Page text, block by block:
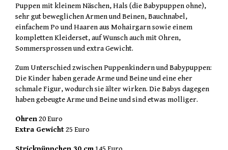
Puppen mit kleinem Näschen, Hals (die Babypuppen ohne),
sehr gut beweglichen Armen und Beinen, Bauchnabel,
einfachem Po und Haaren aus Mohairgarn sowie einem
kompletten Kleiderset, auf Wunsch auch mit Ohren,
Sommersprossen und extra Gewicht.
Zum Unterschied zwischen Puppenkindern und Babypuppen:
Die Kinder haben gerade Arme und Beine und eine eher
schmale Figur, wodurch sie älter wirken. Die Babys dagegen
haben gebeugte Arme und Beine und sind etwas molliger.
Ohren20 Euro
Extra Gewicht25 Euro